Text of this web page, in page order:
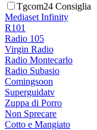
Tgcom24 Consiglia
Mediaset Infinity
R101
Radio 105
Virgin Radio
Radio Montecarlo
Radio Subasio
Comingsoon
Superguidatv
Zuppa di Porro
Non Sprecare
Cotto e Mangiato